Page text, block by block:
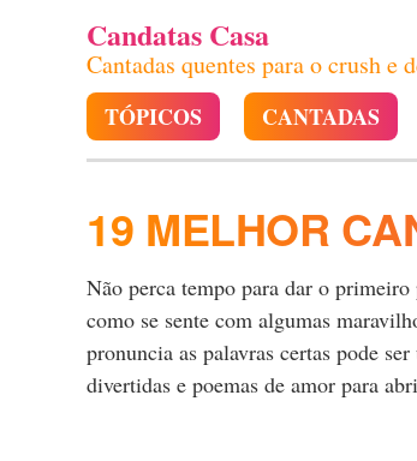
Candatas Casa
Cantadas quentes para o crush e
TÓPICOS CANTADAS
19 MELHOR
Não perca tempo para dar o
como se sente com algumas
pronuncia as palavras certas pode
divertidas e poemas de amor para